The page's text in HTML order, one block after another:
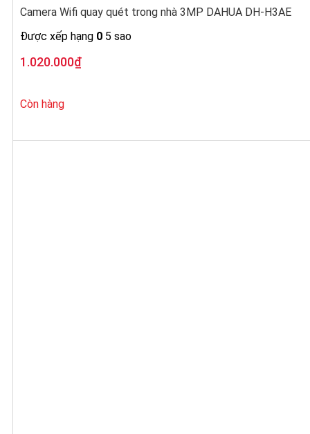
Camera Wifi quay quét trong nhà 3MP DAHUA DH-H3AE
Được xếp hạng 0 5 sao
1.020.000₫
Còn hàng